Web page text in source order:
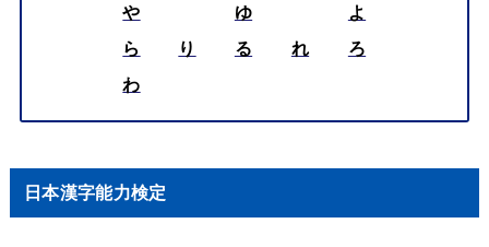
や
ゆ
よ
ら
り る れ
ろ
わ
日本漢字能力検定